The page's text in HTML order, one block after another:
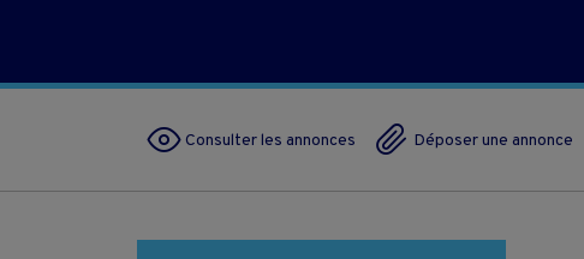
Consulter les annonces Déposer une annonce